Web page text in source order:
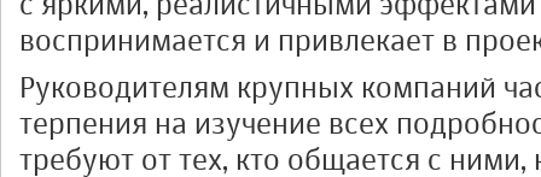
с яркими, реалистичными
воспринимается и привлекает в
Руководителям крупных компаний
терпения на изучение всех
требуют от тех, кто общается с ними,